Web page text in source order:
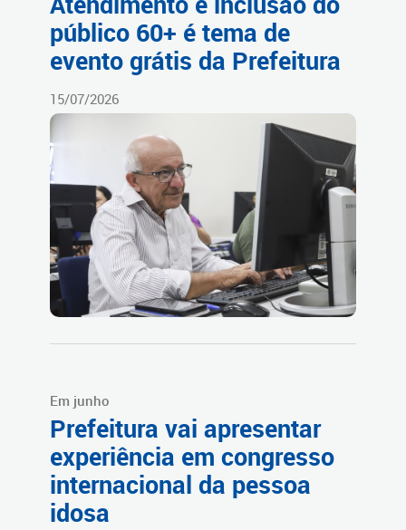
público 60+ é tema de
evento grátis da Prefeitura
15/07/2026
Em junho
Prefeitura vai apresentar
experiência em congresso
internacional da pessoa
idosa